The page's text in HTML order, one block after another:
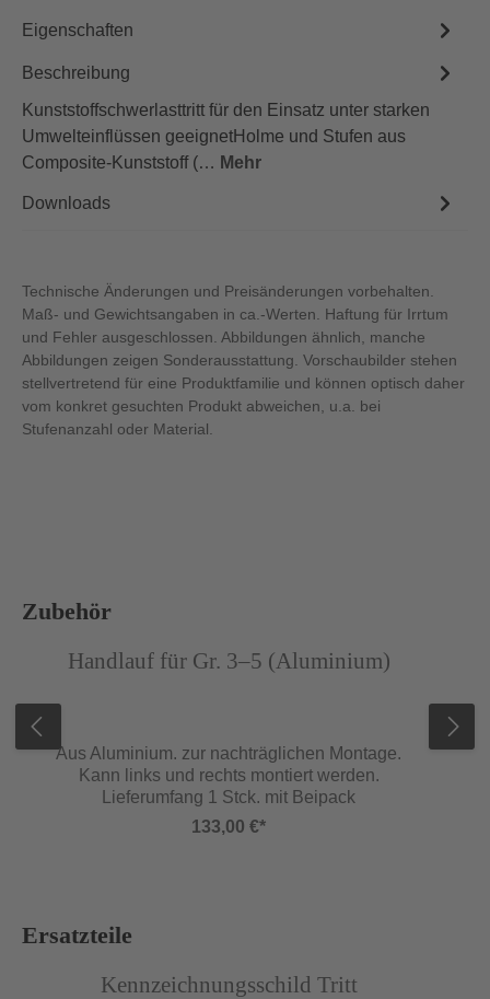
Eigenschaften
Beschreibung
Kunststoffschwerlasttritt für den Einsatz unter starken
Umwelteinflüssen geeignetHolme und Stufen aus
Composite-Kunststoff (… Mehr
Downloads
Technische Änderungen und Preisänderungen vorbehalten.
Maß- und Gewichtsangaben in ca.-Werten. Haftung für Irrtum
und Fehler ausgeschlossen. Abbildungen ähnlich, manche
Abbildungen zeigen Sonderausstattung. Vorschaubilder stehen
stellvertretend für eine Produktfamilie und können optisch daher
vom konkret gesuchten Produkt abweichen, u.a. bei
Stufenanzahl oder Material.
Produktgalerie überspringen
Zubehör
Handlauf für Gr. 3–5 (Aluminium)
Aus Aluminium. zur nachträglichen Montage.
Kann links und rechts montiert werden.
Lieferumfang 1 Stck. mit Beipack
133,00 €*
Produktgalerie überspringen
Ersatzteile
Kennzeichnungsschild Tritt